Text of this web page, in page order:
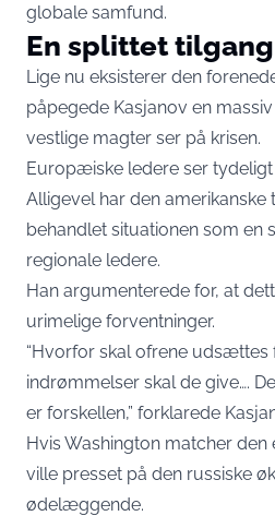
globale samfund.
En splittet tilgang
Lige nu eksisterer den
påpegede Kasjanov en
vestlige magter ser på krisen.
Europæiske ledere ser tydeligt
Alligevel har den amerikanske
behandlet situationen som en
regionale ledere.
Han argumenterede for, at
urimelige forventninger.
“Hvorfor skal ofrene udsættes
indrømmelser skal de give….
er forskellen,” forklarede
Hvis Washington matcher
ville presset på den russiske
ødelæggende.